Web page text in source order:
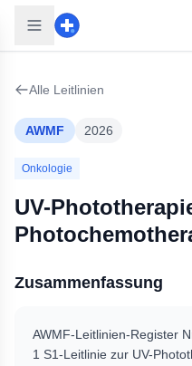
Alle Leitlinien
AWMF 2026
Onkologie
UV-
Zusammenfassung
AWMF-Leitlinien-Register
1 S1-Leitlinie zur UV-